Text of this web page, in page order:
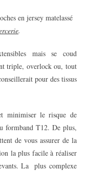
en jersey matelassé
.
mais se coud
triple, overlock ou, tout
pour des tissus
minimiser le risque de
formband T12. De plus,
de vous assurer de la
la plus facile à réaliser
La plus complexe